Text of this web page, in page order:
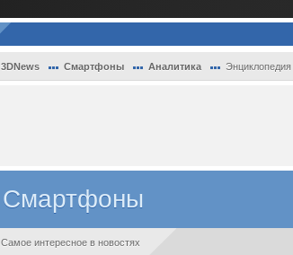
3DNews Смартфоны Аналитика Энциклопедия
Смартфоны
Самое интересное в новостях